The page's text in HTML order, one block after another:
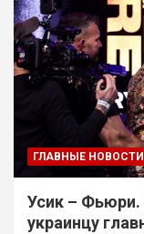
ГЛАВНЫЕ НОВОСТИ
Усик – Фьюри.
украинцу